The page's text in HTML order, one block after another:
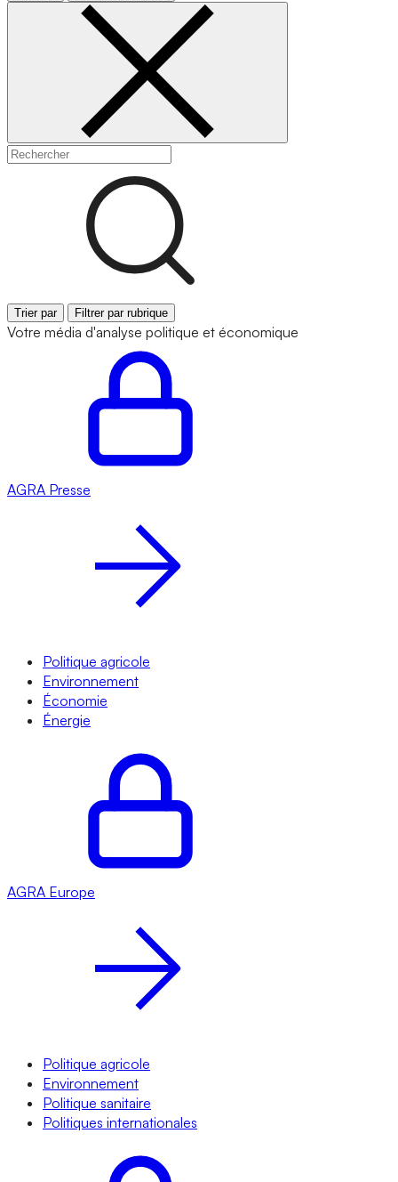
Trier par Filtrer par rubrique
Votre média d'analyse politique et économique
AGRA Presse
Politique agricole
Environnement
Économie
Énergie
AGRA Europe
Politique agricole
Environnement
Politique sanitaire
Politiques internationales